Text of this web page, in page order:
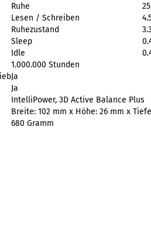
Ruhe
Lesen / Schreiben
Ruhezustand
Sleep
Idle
1.000.000 Stunden
Ja
Ja
IntelliPower, 3D Active Balance Plus
Breite: 102 mm x Höhe: 26 mm x
680 Gramm